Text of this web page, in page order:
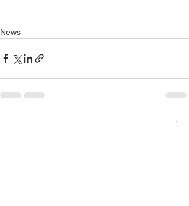
News